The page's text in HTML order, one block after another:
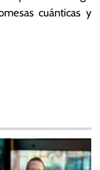
cuánticas y